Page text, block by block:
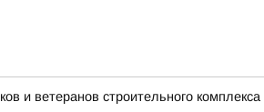
и ветеранов строительного комплекса